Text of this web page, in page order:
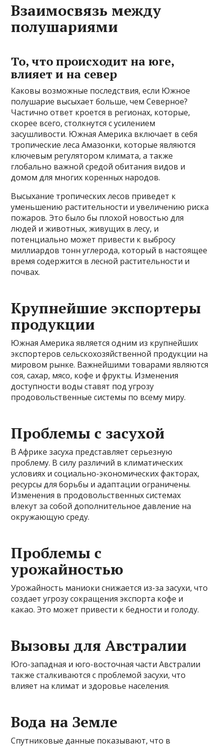
Взаимосвязь между
полушариями
То, что происходит на юге,
влияет и на север
Каковы возможные последствия, если Южное
полушарие высыхает больше, чем Северное?
Частично ответ кроется в регионах, которые,
скорее всего, столкнутся с усилением
засушливости. Южная Америка включает в себя
тропические леса Амазонки, которые являются
ключевым регулятором климата, а также
глобально важной средой обитания видов и
домом для многих коренных народов.
Высыхание тропических лесов приведет к
уменьшению растительности и увеличению риска
пожаров. Это было бы плохой новостью для
людей и животных, живущих в лесу, и
потенциально может привести к выбросу
миллиардов тонн углерода, который в настоящее
время содержится в лесной растительности и
почвах.
Крупнейшие экспортеры
продукции
Южная Америка является одним из крупнейших
экспортеров сельскохозяйственной продукции на
мировом рынке. Важнейшими товарами являются
соя, сахар, мясо, кофе и фрукты. Изменения
доступности воды ставят под угрозу
продовольственные системы по всему миру.
Проблемы с засухой
В Африке засуха представляет серьезную
проблему. В силу различий в климатических
условиях и социально-экономических факторах,
ресурсы для борьбы и адаптации ограничены.
Изменения в продовольственных системах
влекут за собой дополнительное давление на
окружающую среду.
Проблемы с
урожайностью
Урожайность маниоки снижается из-за засухи, что
создает угрозу сокращения экспорта кофе и
какао. Это может привести к бедности и голоду.
Вызовы для Австралии
Юго-западная и юго-восточная части Австралии
также сталкиваются с проблемой засухи, что
влияет на климат и здоровье населения.
Вода на Земле
Спутниковые данные показывают, что в